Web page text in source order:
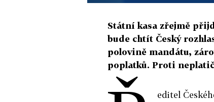
Státní kasa zřejmě
bude chtít Český
polovině mandátu,
poplatků. Proti
editel